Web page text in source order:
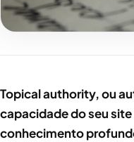
Topical authority, ou
capacidade do seu
conhecimento